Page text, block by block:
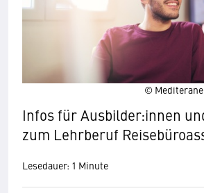
©
Infos für Ausbilder:innen
zum Lehrberuf
Lesedauer: 1 Minute